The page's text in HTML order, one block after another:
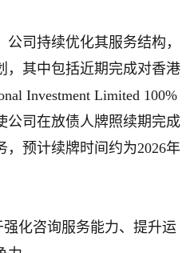
司持续优化其服务结构，
，其中包括近期完成对香港
Investment Limited 100%
公司在放债人牌照续期完成
，预计续牌时间约为2026年
化咨询服务能力、提升运